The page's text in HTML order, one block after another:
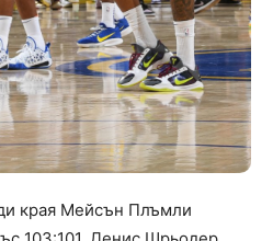
края Мейсън Плъмли